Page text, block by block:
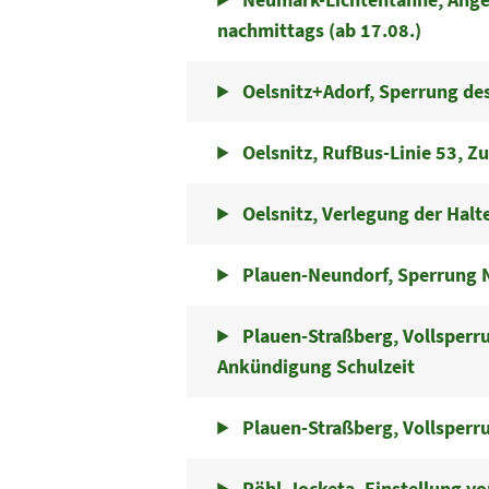
nachmittags (ab 17.08.)
Oelsnitz+Adorf, Sperrung
Oelsnitz, RufBus-Linie 53,
Oelsnitz, Verlegung der
Plauen-Neundorf, Sperrung
Plauen-Straßberg,
Ankündigung Schulzeit
Plauen-Straßberg,